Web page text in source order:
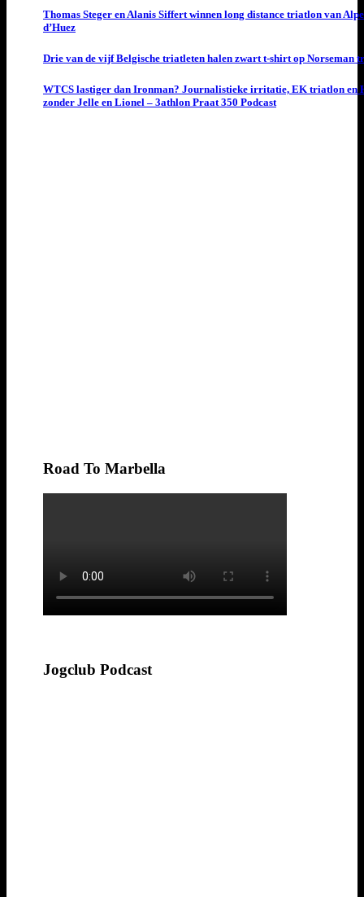
Thomas Steger en Alanis Siffert winnen long distance triatlon van Alpe
d’Huez
Drie van de vijf Belgische triatleten halen zwart t-shirt op Norseman
WTCS lastiger dan Ironman? Journalistieke irritatie, EK triatlon en
zonder Jelle en Lionel – 3athlon Praat 350 Podcast
Road To Marbella
Jogclub Podcast